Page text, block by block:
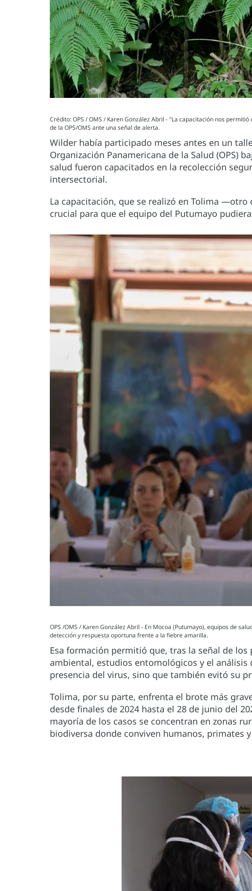
Crédito: OPS / OMS / Karen González Abril - "La capacitación nos
de la OPS/OMS ante una señal de alerta.
Wilder había participado meses antes en un
Organización Panamericana de la Salud (OPS)
salud fueron capacitados en la recolección
intersectorial.
La capacitación, que se realizó en Tolima
crucial para que el equipo del Putumayo
OPS /OMS / Karen González Abril - En Mocoa (Putumayo), equipos de
detección y respuesta oportuna frente a la fiebre amarilla.
Esa formación permitió que, tras la señal de
ambiental, estudios entomológicos y el análisis
presencia del virus, sino que también evitó su
Tolima, por su parte, enfrenta el brote más
desde finales de 2024 hasta el 28 de junio del
mayoría de los casos se concentran en zonas
biodiversa donde conviven humanos, primates